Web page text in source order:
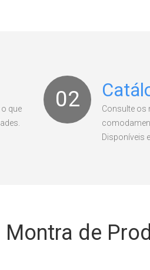
que
02
Consulte
Disponíveis
Montra de